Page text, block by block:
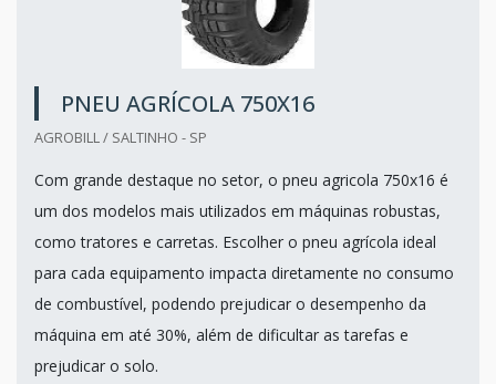
PNEU AGRÍCOLA 750X16
AGROBILL / SALTINHO - SP
Com grande destaque no setor, o pneu agricola 750x16 é
um dos modelos mais utilizados em máquinas robustas,
como tratores e carretas. Escolher o pneu agrícola ideal
para cada equipamento impacta diretamente no consumo
de combustível, podendo prejudicar o desempenho da
máquina em até 30%, além de dificultar as tarefas e
prejudicar o solo.